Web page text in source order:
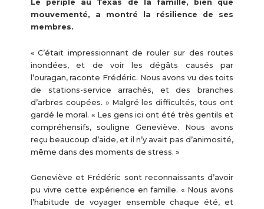
Le périple au Texas de la famille, bien que
mouvementé, a montré la résilience de ses
membres.
« C’était impressionnant de rouler sur des routes
inondées, et de voir les dégâts causés par
l’ouragan, raconte Frédéric. Nous avons vu des toits
de stations-service arrachés, et des branches
d’arbres coupées. » Malgré les difficultés, tous ont
gardé le moral. « Les gens ici ont été très gentils et
compréhensifs, souligne Geneviève. Nous avons
reçu beaucoup d’aide, et il n’y avait pas d’animosité,
même dans des moments de stress. »
Geneviève et Frédéric sont reconnaissants d’avoir
pu vivre cette expérience en famille. « Nous avons
l’habitude de voyager ensemble chaque été, et